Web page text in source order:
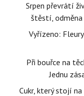
Srpen převrátí
štěstí, odměna
Vyřízeno:
Při bouřce na
Jednu
Cukr, který stojí